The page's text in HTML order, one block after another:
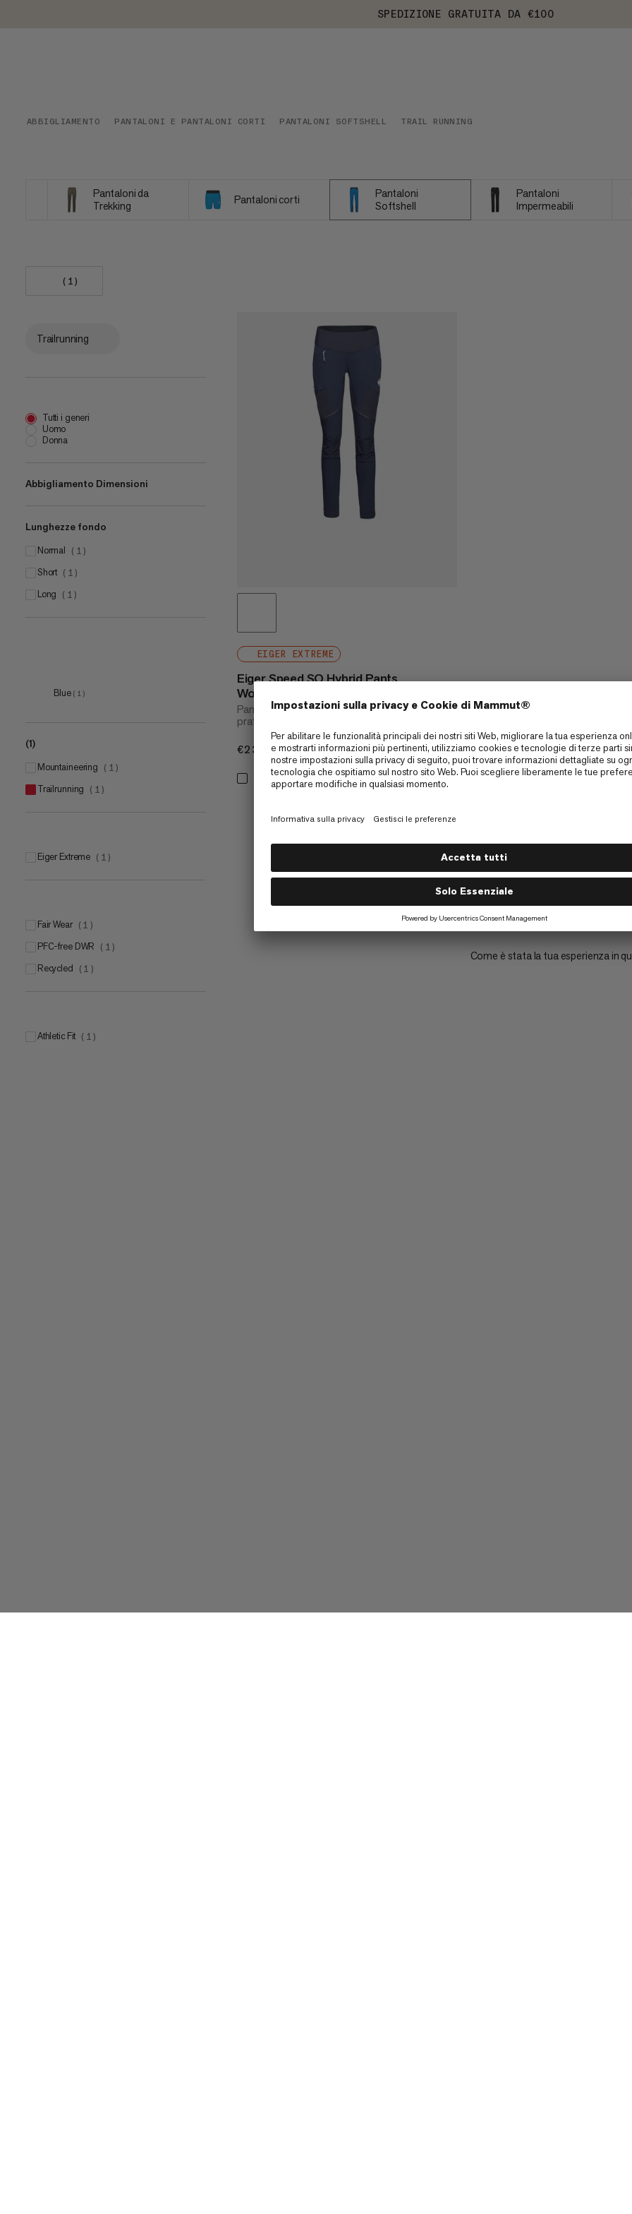
SPEDIZIONE GRATUITA DA €100
ABBIGLIAMENTO PANTALONI E PANTALONI CORTI PANTALONI SOFTSHELL TRAIL RUNNING
Pantaloni da
Trekking
Pantaloni corti
Pantaloni
Softshell
Pantaloni
Impermeabili
(1)
Trailrunning
Tutti i generi
Uomo
Donna
Abbigliamento Dimensioni
UK 10 (1 )
UK 12 ( 1 )
Lunghezze fondo
normal ( 1 )
short ( 1 )
long ( 1 )
Blue ( 1 )
(1)
mountaineering ( 1 )
trailrunning ( 1 )
Eiger Extreme ( 1 )
Fair Wear ( 1 )
PFC-free DWR ( 1 )
Recycled ( 1 )
Athletic Fit ( 1 )
EIGER EXTREME
Eiger Speed SO Hybrid Pants
Women
Pantaloni softshell resistente al vento con
pratiche cerniere laterali
€230 €230
1
Come è stata la tua esperienza in